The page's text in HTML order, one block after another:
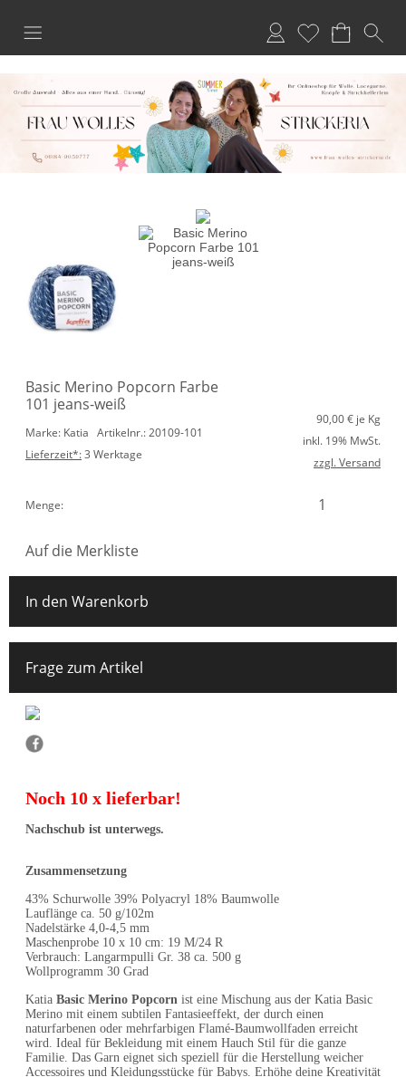
Anmelden
Merkliste
Basic Merino Popcorn Farbe
101 jeans-weiß
Marke: Katia Artikelnr.: 20109-101
Lieferzeit*:3 Werktage
90,00€ je Kg
inkl. 19% MwSt.
zzgl. Versand
Menge:
Auf die Merkliste
In den Warenkorb
Frage zum Artikel
Noch 10 x lieferbar!
Nachschub ist unterwegs.
Zusammensetzung
43% Schurwolle 39% Polyacryl 18% Baumwolle
Lauflänge ca. 50 g/102m
Nadelstärke 4,0-4,5 mm
Maschenprobe 10 x 10 cm: 19 M/24 R
Verbrauch: Langarmpulli Gr. 38 ca. 500 g
Wollprogramm 30 Grad
Katia Basic Merino Popcorn ist eine Mischung aus der Katia Basic
Merino mit einem subtilen Fantasieeffekt, der durch einen
naturfarbenen oder mehrfarbigen Flamé-Baumwollfaden erreicht
wird. Ideal für Bekleidung mit einem Hauch Stil für die ganze
Familie. Das Garn eignet sich speziell für die Herstellung weicher
Accessoires und Kleidungsstücke für Babys. Erhöhe deine Kreativität